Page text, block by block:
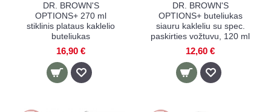
DR. BROWN'S
OPTIONS+ 270 ml
stiklinis plataus kaklelio
buteliukas
16,90 €
DR. BROWN'S
OPTIONS+ buteliukas
siauru kakleliu su spec.
paskirties vožtuvu, 120 ml
12,60 €